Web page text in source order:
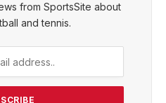
from SportsSite about
and tennis.